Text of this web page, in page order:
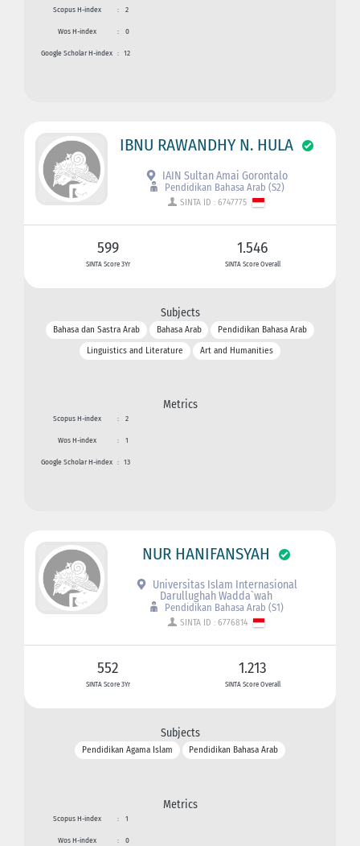
Scopus H-index : 2
Wos H-index : 0
Google Scholar H-index : 12
IBNU RAWANDHY N. HULA
IAIN Sultan Amai Gorontalo
Pendidikan Bahasa Arab (S2)
SINTA ID : 6747775
599
SINTA Score 3Yr
1.546
SINTA Score Overall
Subjects
Bahasa dan Sastra Arab Bahasa Arab
Pendidikan Bahasa Arab
Linguistics and Literature
Art and Humanities
Metrics
Scopus H-index : 2
Wos H-index : 1
Google Scholar H-index : 13
NUR HANIFANSYAH
Universitas Islam Internasional
Darullughah Wadda`wah
Pendidikan Bahasa Arab (S1)
SINTA ID : 6776814
552
SINTA Score 3Yr
1.213
SINTA Score Overall
Subjects
Pendidikan Agama Islam Pendidikan Bahasa Arab
Metrics
Scopus H-index : 1
Wos H-index : 0